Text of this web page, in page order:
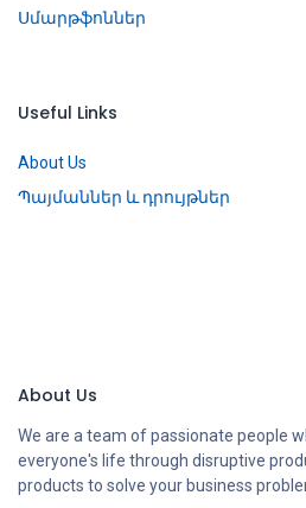
Սմարթֆոններ
Useful Links
About Us
Պայմաններ և դրույթներ
About Us
We are a team of passionate people
everyone's life through disruptive
products to solve your business